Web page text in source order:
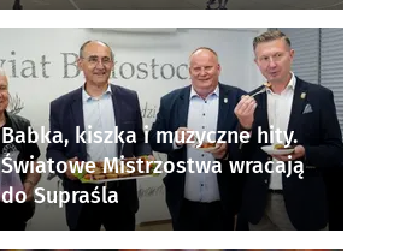
Babka, kiszka i muzyczne hity.
Światowe Mistrzostwa wracają
do Supraśla